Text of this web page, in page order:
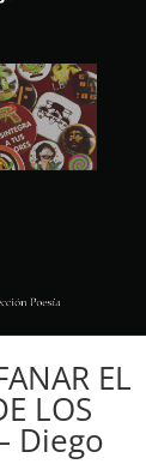
EL
LOS
Diego